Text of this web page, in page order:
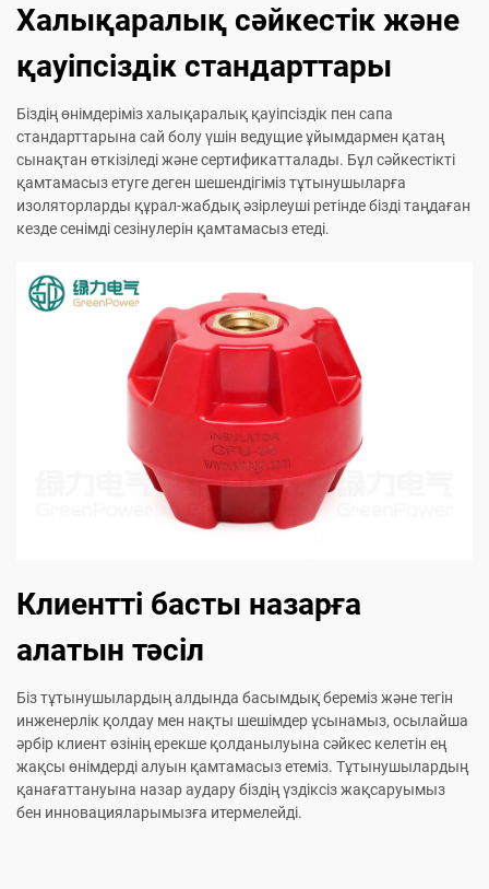
Халықаралық сәйкестік және
қауіпсіздік стандарттары
Біздің өнімдеріміз халықаралық қауіпсіздік пен сапа
стандарттарына сай болу үшін ведущие ұйымдармен қатаң
сынақтан өткізіледі және сертификатталады. Бұл сәйкестікті
қамтамасыз етуге деген шешендігіміз тұтынушыларға
изоляторларды құрал-жабдық әзірлеуші ретінде бізді таңдаған
кезде сенімді сезінулерін қамтамасыз етеді.
Клиентті басты назарға
алатын тәсіл
Біз тұтынушылардың алдында басымдық береміз және тегін
инженерлік қолдау мен нақты шешімдер ұсынамыз, осылайша
әрбір клиент өзінің ерекше қолданылуына сәйкес келетін ең
жақсы өнімдерді алуын қамтамасыз етеміз. Тұтынушылардың
қанағаттануына назар аудару біздің үздіксіз жақсаруымыз
бен инновацияларымызға итермелейді.